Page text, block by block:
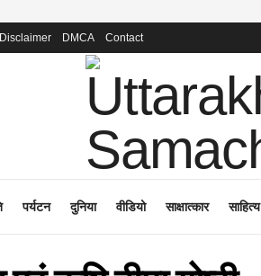
Disclaimer DMCA Contact
पर्यटन दुनिया वीडियो साक्षात्कार साहित्य